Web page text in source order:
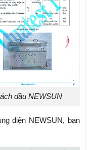
dầu NEWSUN
điện NEWSUN, bạn